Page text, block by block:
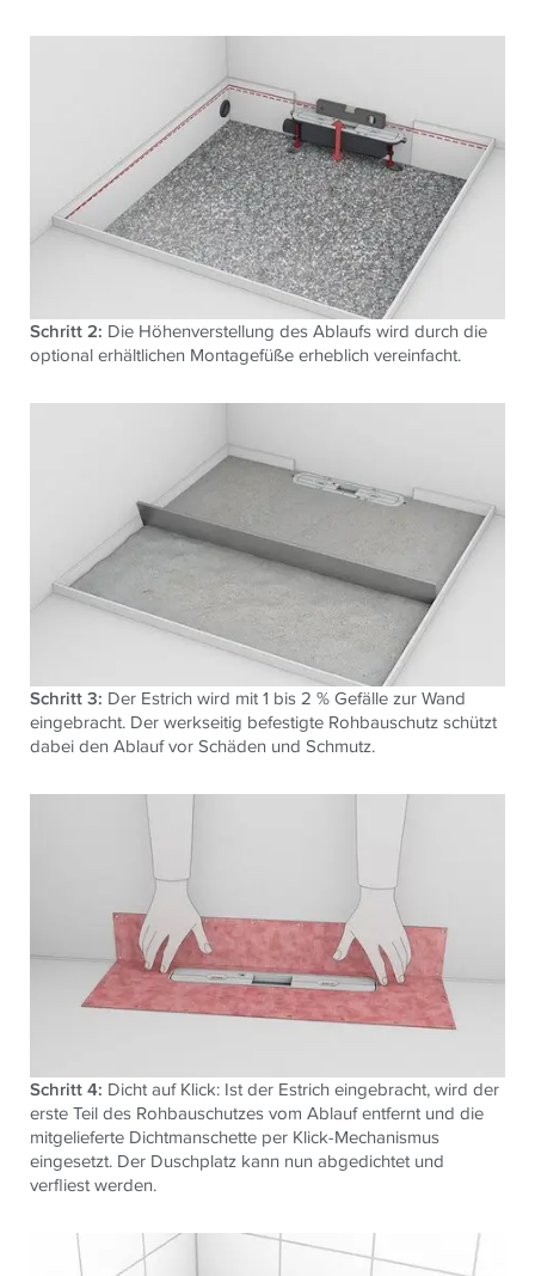
Schritt 2: Die Höhenverstellung des Ablaufs wird durch die
optional erhältlichen Montagefüße erheblich vereinfacht.
Schritt 3: Der Estrich wird mit 1 bis 2 % Gefälle zur Wand
eingebracht. Der werkseitig befestigte Rohbauschutz schützt
dabei den Ablauf vor Schäden und Schmutz.
Schritt 4: Dicht auf Klick: Ist der Estrich eingebracht, wird der
erste Teil des Rohbauschutzes vom Ablauf entfernt und die
mitgelieferte Dichtmanschette per Klick-Mechanismus
eingesetzt. Der Duschplatz kann nun abgedichtet und
verfliest werden.